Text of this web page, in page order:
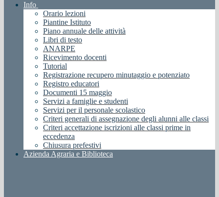
Info
Orario lezioni
Piantine Istituto
Piano annuale delle attività
Libri di testo
ANARPE
Ricevimento docenti
Tutorial
Registrazione recupero minutaggio e potenziato
Registro educatori
Documenti 15 maggio
Servizi a famiglie e studenti
Servizi per il personale scolastico
Criteri generali di assegnazione degli alunni alle classi
Criteri accettazione iscrizioni alle classi prime in
eccedenza
Chiusura prefestivi
Azienda Agraria e Biblioteca